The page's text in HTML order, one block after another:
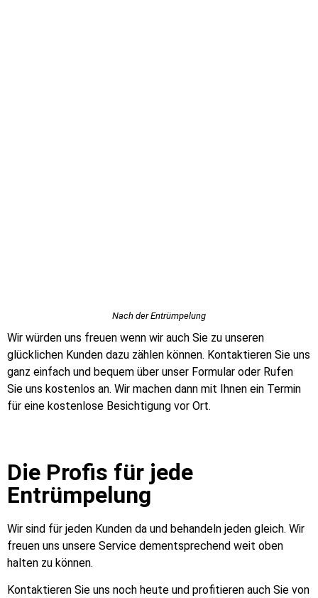
Nach der Entrümpelung
Wir würden uns freuen wenn wir auch Sie zu unseren
glücklichen Kunden dazu zählen können. Kontaktieren Sie uns
ganz einfach und bequem über unser Formular oder Rufen
Sie uns kostenlos an. Wir machen dann mit Ihnen ein Termin
für eine kostenlose Besichtigung vor Ort.
Die Profis für jede
Entrümpelung
Wir sind für jeden Kunden da und behandeln jeden gleich. Wir
freuen uns unsere Service dementsprechend weit oben
halten zu können.
Kontaktieren Sie uns noch heute und profitieren auch Sie von